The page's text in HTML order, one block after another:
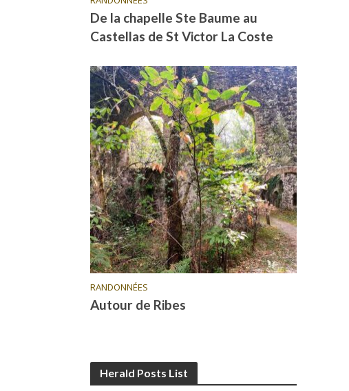
De la chapelle Ste Baume au
Castellas de St Victor La Coste
RANDONNÉES
Autour de Ribes
Herald Posts List